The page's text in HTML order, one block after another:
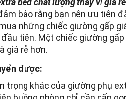
bảo rằng bạn nên ưu tiên
những chiếc giường gấp
tiên. Một chiếc giường
giá rẻ hơn.
được:
trọng khác của giường phụ